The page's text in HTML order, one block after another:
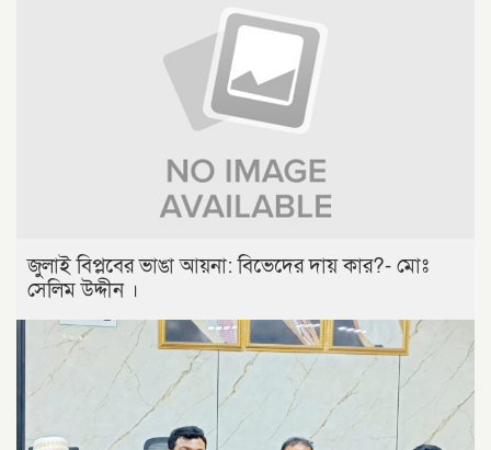
জুলাই বিপ্লবের ভাঙা আয়না: বিভেদের দায় কার?- মোঃ
সেলিম উদ্দীন ।